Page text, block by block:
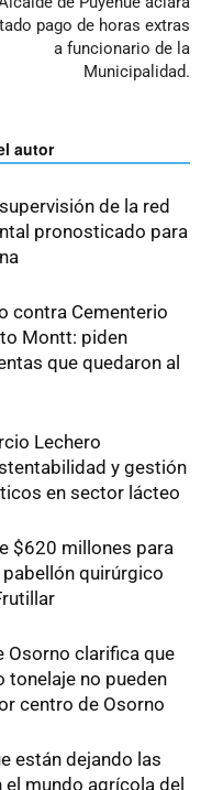
pago de horas extras
a funcionario de la
Municipalidad.
autor
de la red
pronosticado para
contra Cementerio
Montt: piden
que quedaron al
Lechero
y gestión
en sector lácteo
$620 millones para
quirúrgico
Osorno clarifica que
tonelaje no pueden
centro de Osorno
están dejando las
el mundo agrícola del